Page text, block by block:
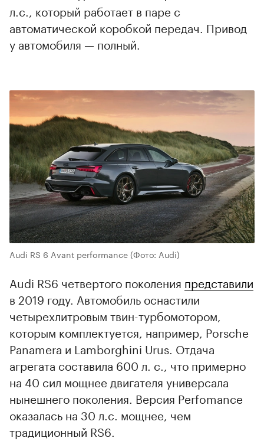
л.с., который работает в паре с
автоматической коробкой передач. Привод
у автомобиля — полный.
00:00 00:00
Audi RS 6 Avant performance(Фото: Audi)
Audi RS6 четвертого поколения представили
в 2019 году. Автомобиль оснастили
четырехлитровым твин-турбомотором,
которым комплектуется, например, Porsche
Panamera и Lamborghini Urus. Отдача
агрегата составила 600 л. с., что примерно
на 40 сил мощнее двигателя универсала
нынешнего поколения. Версия Perfomance
оказалась на 30 л.с. мощнее, чем
традиционный RS6.